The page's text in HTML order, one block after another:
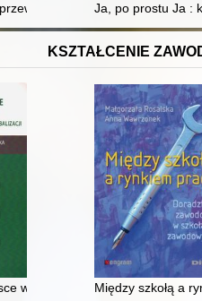
po Ja, po prostu Ja :
KSZTAŁCENIE
w dobie integracji europejskiej i
Między szkołą a